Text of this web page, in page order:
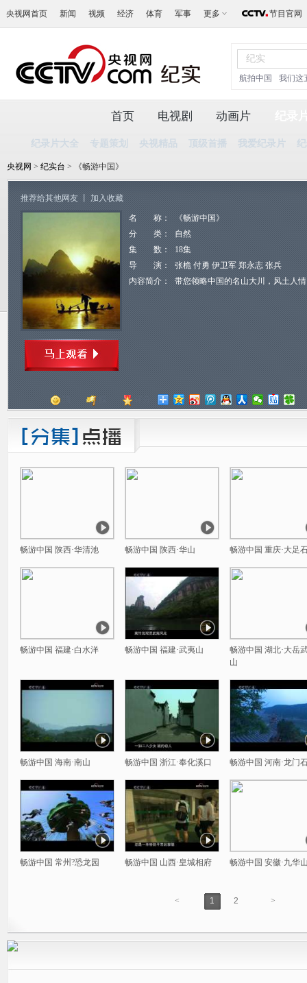
央视网首页 新闻 视频 经济 体育 军事 更多 节目官网
航拍中国 我们这
首页 电视剧 动画片
纪录片大全 专题策划 央视精品 顶级首播 我爱纪录片
央视网 > 纪实台 > 《畅游中国》
推荐给其他网友 加入收藏
名 称：
《畅游中国》
分 类：
自然
集 数：
18集
导 演：
张桅 付勇 伊卫军 郑永志 张兵
内容简介：
带您领略中国的名山大川，风土人
畅游中国 陕西·华清池 畅游中国 陕西·华山 畅游中国 重庆·大足
畅游中国 福建·白水洋 畅游中国 福建·武夷山
畅游中国 湖北·大岳
山
畅游中国 海南·南山 畅游中国 浙江·奉化溪口 畅游中国 河南·龙门
畅游中国 常州?恐龙园 畅游中国 山西·皇城相府 畅游中国 安徽·九华
< 1 2 >